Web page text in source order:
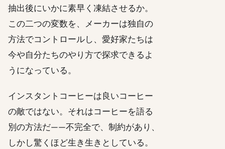
抽出後にいかに素早く凍結させるか。
この二つの変数を、メーカーは独自の
方法でコントロールし、愛好家たちは
今や自分たちのやり方で探求できるよ
うになっている。
インスタントコーヒーは良いコーヒー
の敵ではない。それはコーヒーを語る
別の方法だ——不完全で、制約があり、
しかし驚くほど生き生きとしている。